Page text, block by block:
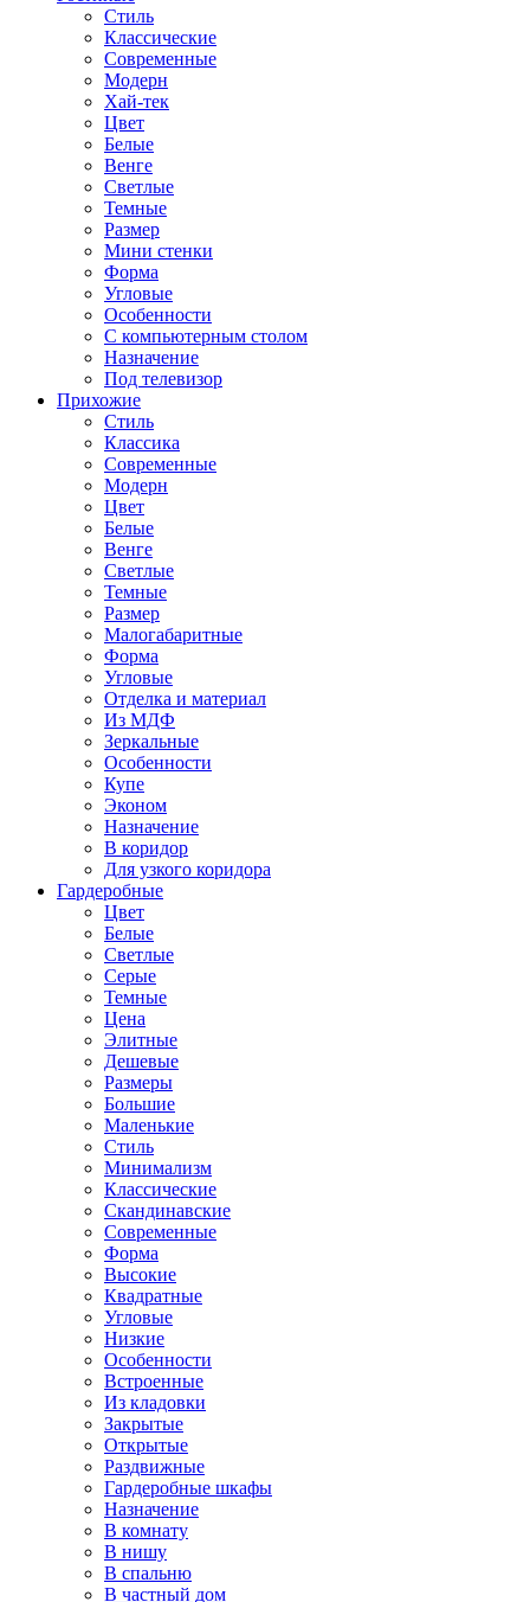
Стиль
Классические
Современные
Модерн
Хай-тек
Цвет
Белые
Венге
Светлые
Темные
Размер
Мини стенки
Форма
Угловые
Особенности
С компьютерным столом
Назначение
Под телевизор
Прихожие
Стиль
Классика
Современные
Модерн
Цвет
Белые
Венге
Светлые
Темные
Размер
Малогабаритные
Форма
Угловые
Отделка и материал
Из МДФ
Зеркальные
Особенности
Купе
Эконом
Назначение
В коридор
Для узкого коридора
Гардеробные
Цвет
Белые
Светлые
Серые
Темные
Цена
Элитные
Дешевые
Размеры
Большие
Маленькие
Стиль
Минимализм
Классические
Скандинавские
Современные
Форма
Высокие
Квадратные
Угловые
Низкие
Особенности
Встроенные
Из кладовки
Закрытые
Открытые
Раздвижные
Гардеробные шкафы
Назначение
В комнату
В нишу
В спальню
В частный дом